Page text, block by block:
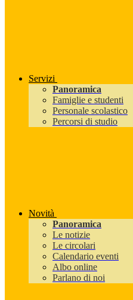
Servizi
Panoramica
Famiglie e studenti
Personale scolastico
Percorsi di studio
Novità
Panoramica
Le notizie
Le circolari
Calendario eventi
Albo online
Parlano di noi